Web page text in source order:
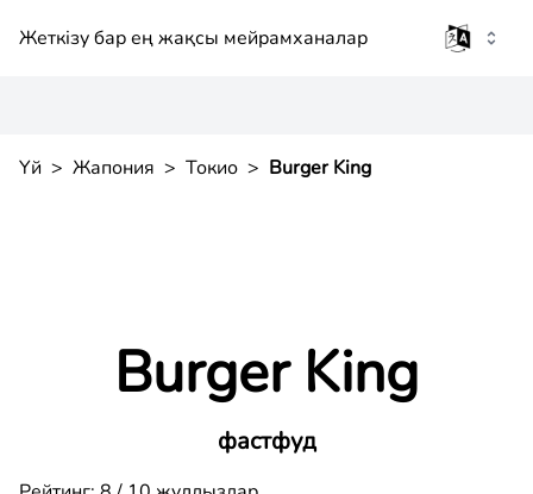
Жеткізу бар ең жақсы мейрамханалар
Үй > Жапония > Токио > Burger King
Burger King
фастфуд